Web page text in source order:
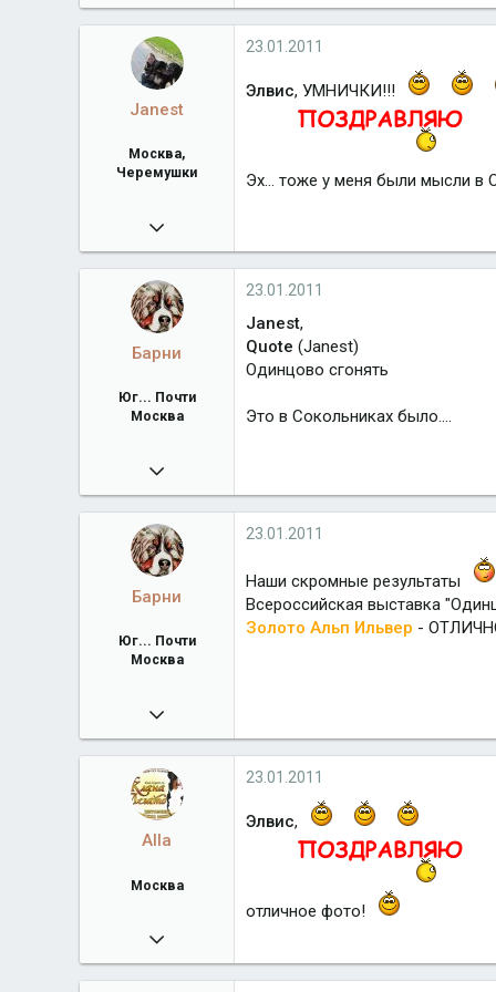
26 620
Janest
Москва,
Черемушки
16.01.2010
18 751
23.01.2011
Элвис, УМНИЧКИ!!!
Эх... тоже у меня были мысли в
Барни
Юг... Почти
Москва
04.06.2009
26 620
23.01.2011
Janest,
Quote (Janest)
Одинцово сгонять
Это в Сокольниках было....
Барни
Юг... Почти
Москва
04.06.2009
26 620
23.01.2011
Наши скромные результаты
Всероссийская выставка
Золото Альп Ильвер -
Alla
Москва
23.11.2009
6 279
23.01.2011
Элвис,
отличное фото!